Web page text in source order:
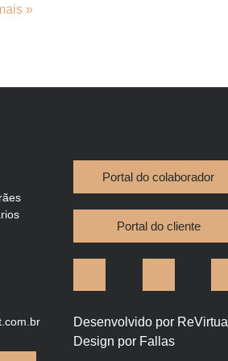
»
Portal do colaborador
Portal do cliente
Desenvolvido por ReVirtua
Design por Fallas